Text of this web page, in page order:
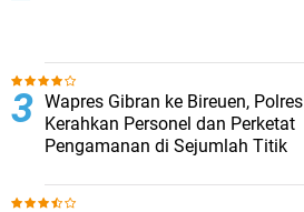
Wapres Gibran ke Bireuen, Polres
Kerahkan Personel dan Perketat
Pengamanan di Sejumlah Titik